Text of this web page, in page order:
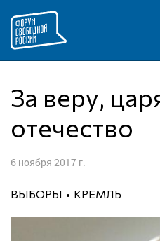
содержимому
За веру, царя и
отечество
6 ноября 2017 г.
ВЫБОРЫ КРЕМЛЬ